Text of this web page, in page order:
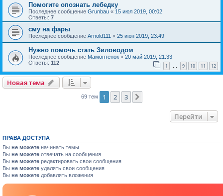
Помогите опознать лебедку
Последнее сообщение Grunbau « 15 июл 2019, 00:02
Ответы: 7
сму на фары
Последнее сообщение Arnold111 « 25 июн 2019, 23:49
Нужно помочь стать Зиловодом
Последнее сообщение Мамонтёнок « 20 май 2019, 21:33
Ответы: 112 1 … 9 10 11 12
Новая тема
69 тем 1 2 3
Перейти
ПРАВА ДОСТУПА
Вы не можете начинать темы
Вы не можете отвечать на сообщения
Вы не можете редактировать свои сообщения
Вы не можете удалять свои сообщения
Вы не можете добавлять вложения